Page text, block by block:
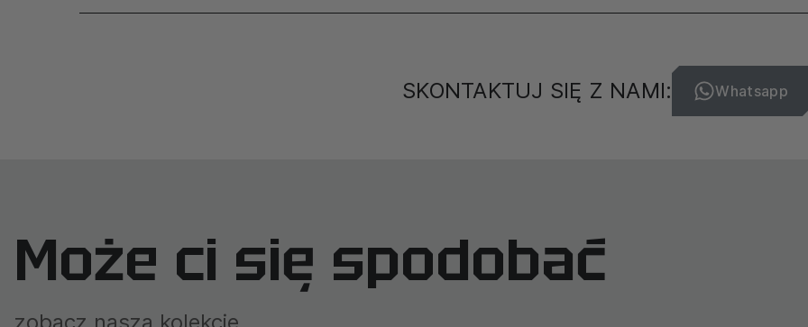
SKONTAKTUJ SIĘ Z NAMI: Whatsapp
Może ci się spodobać